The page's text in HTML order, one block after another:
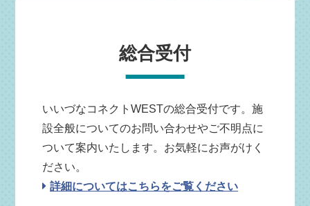
総合受付
いいづなコネクトWESTの総合受付です。施
設全般についてのお問い合わせやご不明点に
ついて案内いたします。お気軽にお声がけく
ださい。
詳細についてはこちらをご覧ください